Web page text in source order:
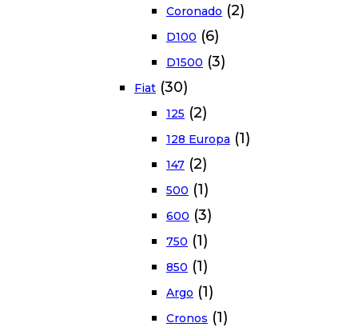
Coronado (2)
D100 (6)
D1500 (3)
Fiat (30)
125 (2)
128 Europa (1)
147 (2)
500 (1)
600 (3)
750 (1)
850 (1)
Argo (1)
Cronos (1)